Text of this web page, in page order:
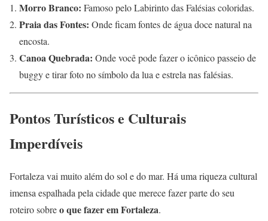
Morro Branco: Famoso pelo Labirinto das Falésias coloridas.
Praia das Fontes: Onde ficam fontes de água doce natural na
encosta.
Canoa Quebrada: Onde você pode fazer o icônico passeio de
buggy e tirar foto no símbolo da lua e estrela nas falésias.
Pontos Turísticos e Culturais
Imperdíveis
Fortaleza vai muito além do sol e do mar. Há uma riqueza cultural
imensa espalhada pela cidade que merece fazer parte do seu
roteiro sobreo que fazer em Fortaleza.